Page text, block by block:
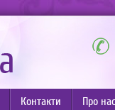
Контакти Про нас